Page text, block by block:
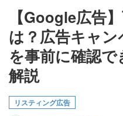
実績・お客様の声
初めて導入をお考えの方
代理店の乗り換えをお考え
広告代理店・HP制作会社様
お申し込みから運用開始ま
【Google広告
は？広告キャ
を事前に確認
解説
リスティング広告